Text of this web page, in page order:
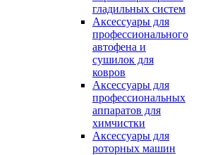
гладильных систем
Аксессуары для
профессионального
автофена и
сушилок для
ковров
Аксессуары для
профессиональных
аппаратов для
химчистки
Аксессуары для
роторных машин